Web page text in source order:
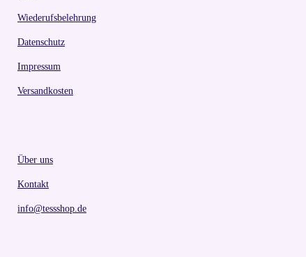
Wiederufsbelehrung
Datenschutz
Impressum
Versandkosten
Über uns
Kontakt
info@tessshop.de